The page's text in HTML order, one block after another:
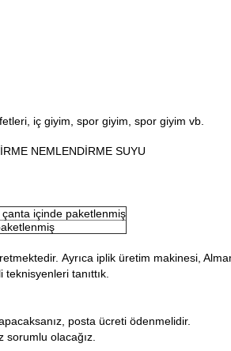
iç giyim, spor giyim, spor giyim vb.
NEMLENDİRME SUYU
içinde paketlenmiş
Ayrıca iplik üretim makinesi,
tanıttık.
posta ücreti ödenmelidir.
sorumlu olacağız.